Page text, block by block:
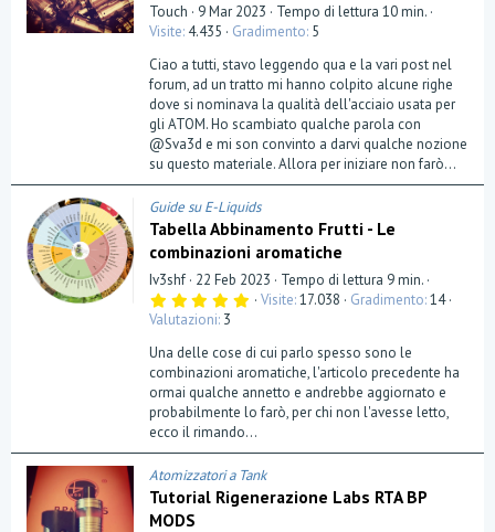
Touch 9 Mar 2023
Tempo di lettura 10 min.
Visite 4.435 Gradimento 5
Ciao a tutti, stavo leggendo qua e la vari post nel
forum, ad un tratto mi hanno colpito alcune righe
dove si nominava la qualità dell'acciaio usata per
gli ATOM. Ho scambiato qualche parola con
@Sva3d e mi son convinto a darvi qualche nozione
su questo materiale. Allora per iniziare non farò...
Guide su E-Liquids
Tabella Abbinamento Frutti - Le
combinazioni aromatiche
Iv3shf 22 Feb 2023
Tempo di lettura 9 min.
5
0
s
t
e
l
l
(
e
)
Visite 17.038 Gradimento 14
Valutazioni 3
Una delle cose di cui parlo spesso sono le
combinazioni aromatiche, l'articolo precedente ha
ormai qualche annetto e andrebbe aggiornato e
probabilmente lo farò, per chi non l'avesse letto,
ecco il rimando...
Atomizzatori a Tank
Tutorial Rigenerazione Labs RTA BP
MODS